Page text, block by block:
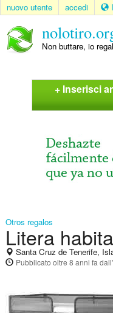
nuovo utente accedi
Non buttare, io
+ Inserisci
Otros regalos
Litera
Santa Cruz de Tenerife,
Pubblicato oltre 8 anni fa